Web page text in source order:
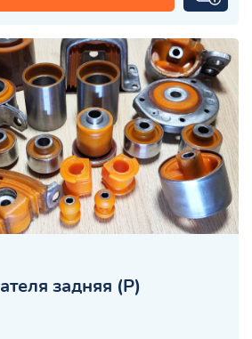
задняя (Р)